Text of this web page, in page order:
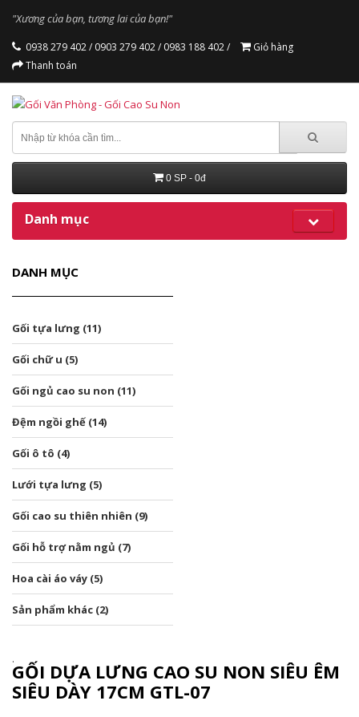
"Xương của bạn, tương lai của bạn!"
0938 279 402 / 0903 279 402 / 0983 188 402 /
Giỏ hàng
Thanh toán
0 SP - 0đ
Danh mục
DANH MỤC
Gối tựa lưng (11)
Gối chữ u (5)
Gối ngủ cao su non (11)
Đệm ngồi ghế (14)
Gối ô tô (4)
Lưới tựa lưng (5)
Gối cao su thiên nhiên (9)
Gối hỗ trợ nằm ngủ (7)
Hoa cài áo váy (5)
Sản phẩm khác (2)
GỐI DỰA LƯNG CAO SU NON SIÊU ÊM
SIÊU DÀY 17CM GTL-07